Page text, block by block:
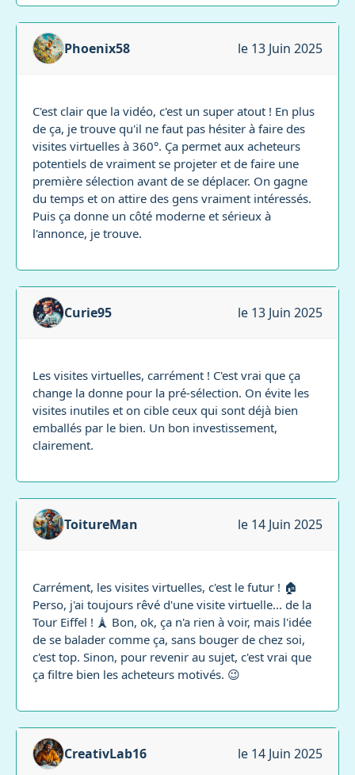
Phoenix58 le 13 Juin 2025
C'est clair que la vidéo, c'est un super atout ! En plus
de ça, je trouve qu'il ne faut pas hésiter à faire des
visites virtuelles à 360°. Ça permet aux acheteurs
potentiels de vraiment se projeter et de faire une
première sélection avant de se déplacer. On gagne
du temps et on attire des gens vraiment intéressés.
Puis ça donne un côté moderne et sérieux à
l'annonce, je trouve.
Curie95 le 13 Juin 2025
Les visites virtuelles, carrément ! C'est vrai que ça
change la donne pour la pré-sélection. On évite les
visites inutiles et on cible ceux qui sont déjà bien
emballés par le bien. Un bon investissement,
clairement.
ToitureMan le 14 Juin 2025
Carrément, les visites virtuelles, c'est le futur ! 🏠
Perso, j'ai toujours rêvé d'une visite virtuelle... de la
Tour Eiffel ! 🗼 Bon, ok, ça n'a rien à voir, mais l'idée
de se balader comme ça, sans bouger de chez soi,
c'est top. Sinon, pour revenir au sujet, c'est vrai que
ça filtre bien les acheteurs motivés. 😉
CreativLab16 le 14 Juin 2025